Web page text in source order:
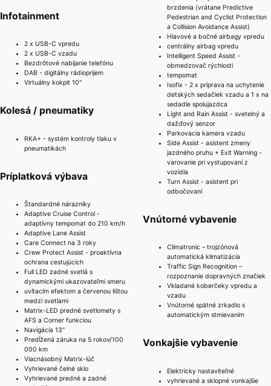
Infotainment
2 x USB-C vpredu
2 x USB-C vzadu
Bezdrôtové nabíjanie telefónu
DAB - digitálny rádiopríjem
Virtuálny kokpit 10"
Kolesá / pneumatiky
RKA+ - systém kontroly tlaku v
pneumatikách
Príplatková výbava
Štandardné nárazníky
Adaptive Cruise Control -
adaptívny tempomat do 210 km/h
Adaptive Lane Assist
Care Connect na 3 roky
Crew Protect Assist - proaktívna
ochrana cestujúcich
Full LED zadné svetlá s
dynamickými ukazovateľmi smeru
uvítacím efektom a červenou lištou
medzi svetlami
Matrix-LED predné svetlomety s
AFS a Corner funkciou
Navigácia 13"
Predĺžená záruka na 5 rokov/100
000 km
Viacnásobný Matrix-lúč
Vyhrievané čelné sklo
Vyhrievané predné a zadné
brzdenia (vrátane Predictive
Pedestrian and Cyclist Protection
a Collision Avoidance Assist)
Hlavové a bočné airbagy vpredu
centrálny airbag vpredu
Intelligent Speed ​​​​Assist -
obmedzovač rýchlosti
tempomat
Isofix - 2 x príprava na uchytenie
detských sedačiek vzadu a 1 x na
sedadle spolujazdca
Light and Rain Assist - svetelný a
dažďový senzor
Parkovacia kamera vzadu
Side Assist - asistent zmeny
jazdného pruhu + Exit Warning -
varovanie pri vystupovaní z
vozidla
Turn Assist - asistent pri
odbočovaní
Vnútorné vybavenie
Climatronic – trojzónová
automatická klimatizácia
Traffic Sign Recognition –
rozpoznanie dopravných značiek
Vkladané koberčeky vpredu a
vzadu
Vnútorné spätné zrkadlo s
automatickým stmievaním
Vonkajšie vybavenie
Elektricky nastaviteľné
vyhrievané a sklopné vonkajšie